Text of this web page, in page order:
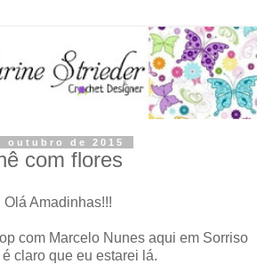
de 2015
com flores
Olá Amadinhas!!!
com Marcelo Nunes aqui em Sorriso
é claro que eu estarei lá.